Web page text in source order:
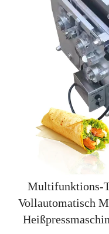
Multifunktions-
Vollautomatisch